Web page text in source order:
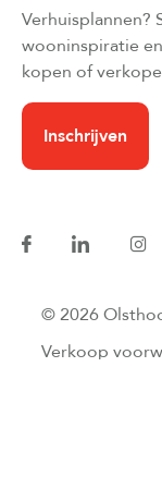
Verhuisplannen?
wooninspiratie
kopen of
Inschrijven
© 2026
Verkoop